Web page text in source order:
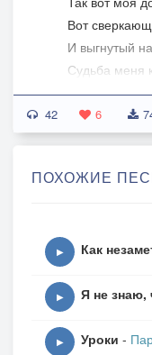
Вот
И выгнутый
Судьба меня
Но я тоже не
Я все толкал
Я все толкал
Простеганные
Разбойными
Покуривают
42 6
ПОХОЖИЕ
▶ Как
▶ Я не знаю,
▶ Уроки -